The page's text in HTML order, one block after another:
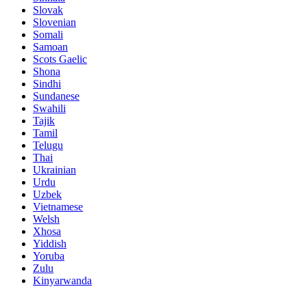
Slovak
Slovenian
Somali
Samoan
Scots Gaelic
Shona
Sindhi
Sundanese
Swahili
Tajik
Tamil
Telugu
Thai
Ukrainian
Urdu
Uzbek
Vietnamese
Welsh
Xhosa
Yiddish
Yoruba
Zulu
Kinyarwanda